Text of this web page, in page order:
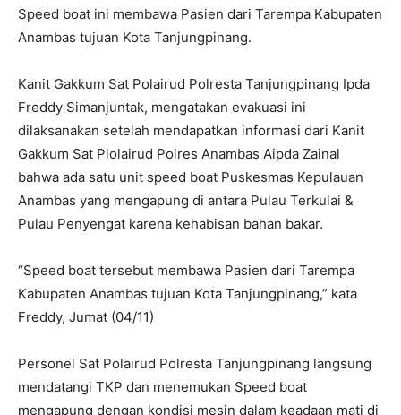
Speed boat ini membawa Pasien dari Tarempa Kabupaten
Anambas tujuan Kota Tanjungpinang.
Kanit Gakkum Sat Polairud Polresta Tanjungpinang Ipda
Freddy Simanjuntak, mengatakan evakuasi ini
dilaksanakan setelah mendapatkan informasi dari Kanit
Gakkum Sat Plolairud Polres Anambas Aipda Zainal
bahwa ada satu unit speed boat Puskesmas Kepulauan
Anambas yang mengapung di antara Pulau Terkulai &
Pulau Penyengat karena kehabisan bahan bakar.
“Speed boat tersebut membawa Pasien dari Tarempa
Kabupaten Anambas tujuan Kota Tanjungpinang,” kata
Freddy, Jumat (04/11)
Personel Sat Polairud Polresta Tanjungpinang langsung
mendatangi TKP dan menemukan Speed boat
mengapung dengan kondisi mesin dalam keadaan mati di